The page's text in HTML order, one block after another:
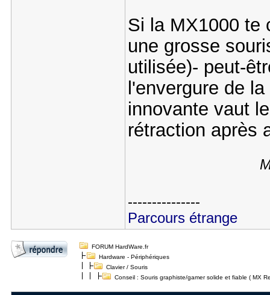
Si la MX1000 te
une grosse
utilisée)- peut-
l'envergure de
innovante vaut
rétraction après
---------------
Parcours étrange
FORUM HardWare.fr
Hardware - Périphériques
Clavier / Souris
Conseil : Souris graphiste/gamer solide et fiable ( MX